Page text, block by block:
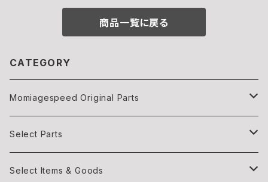
商品一覧に戻る
CATEGORY
Momiagespeed Original Parts
Light
Body parts
Select Parts
Light
Select Items & Goods